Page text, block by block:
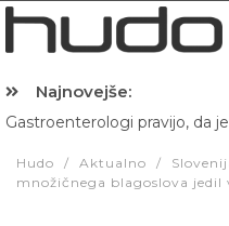
Najnovejše:
Gastroenterologi pravijo, da
Hudo / Aktualno /
množičnega blagoslova jedil